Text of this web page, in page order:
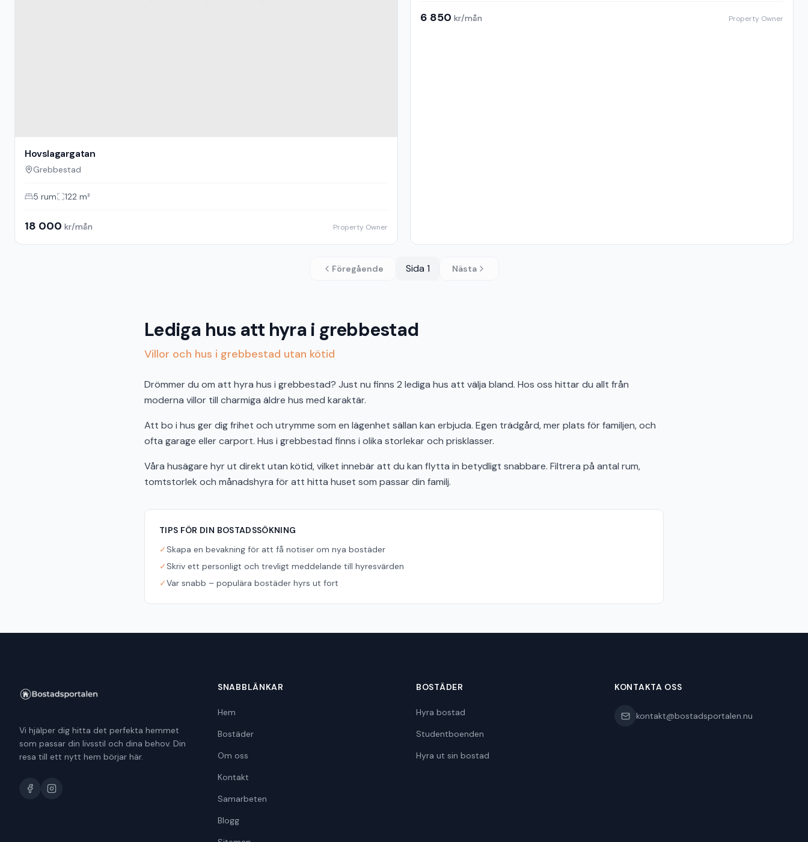
Hovslagargatan
Grebbestad
5 rum 122 m²
18 000 kr/mån Property Owner
6 850 kr/mån Property Owner
Föregående Sida 1 Nästa
Lediga hus att hyra i grebbestad
Villor och hus i grebbestad utan kötid
Drömmer du om att hyra hus i grebbestad? Just nu finns 2 lediga hus att välja bland. Hos oss hittar du allt från
moderna villor till charmiga äldre hus med karaktär.
Att bo i hus ger dig frihet och utrymme som en lägenhet sällan kan erbjuda. Egen trädgård, mer plats för familjen, och
ofta garage eller carport. Hus i grebbestad finns i olika storlekar och prisklasser.
Våra husägare hyr ut direkt utan kötid, vilket innebär att du kan flytta in betydligt snabbare. Filtrera på antal rum,
tomtstorlek och månadshyra för att hitta huset som passar din familj.
TIPS FÖR DIN BOSTADSSÖKNING
✓Skapa en bevakning för att få notiser om nya bostäder
✓Skriv ett personligt och trevligt meddelande till hyresvärden
✓Var snabb – populära bostäder hyrs ut fort
Vi hjälper dig hitta det perfekta hemmet
som passar din livsstil och dina behov. Din
resa till ett nytt hem börjar här.
SNABBLÄNKAR
Hem
Bostäder
Om oss
Kontakt
Samarbeten
Blogg
BOSTÄDER
Hyra bostad
Studentboenden
Hyra ut sin bostad
KONTAKTA OSS
kontakt@bostadsportalen.nu